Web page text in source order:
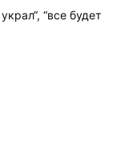
“все будет